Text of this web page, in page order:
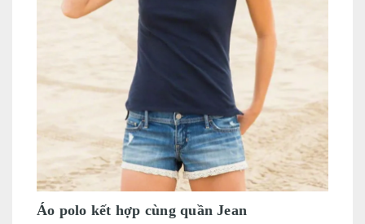
Áo polo kết hợp cùng quần Jean